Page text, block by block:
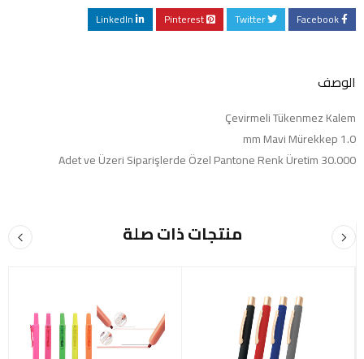
Facebook
Twitter
Pinterest
LinkedIn
الوصف
Çevirmeli Tükenmez Kalem
1.0 mm Mavi Mürekkep
30.000 Adet ve Üzeri Siparişlerde Özel Pantone Renk Üretim
منتجات ذات صلة